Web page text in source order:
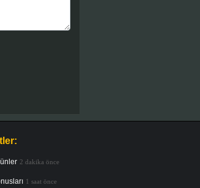
2 dakika önce
1 saat önce